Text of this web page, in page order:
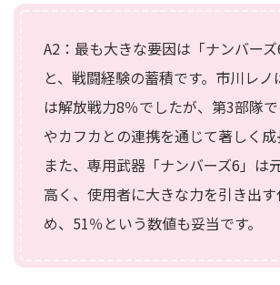
A2：最も大きな要因は「ナンバー
と、戦闘経験の蓄積です。市川レ
は解放戦力8％でしたが、第3部隊
やカフカとの連携を通じて著しく成
また、専用武器「ナンバーズ6」は
高く、使用者に大きな力を引き出
め、51％という数値も妥当です。